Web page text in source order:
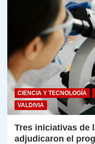
CIENCIA Y TECNOLOGÍA
VALDIVIA
Tres iniciativas de
adjudicaron el